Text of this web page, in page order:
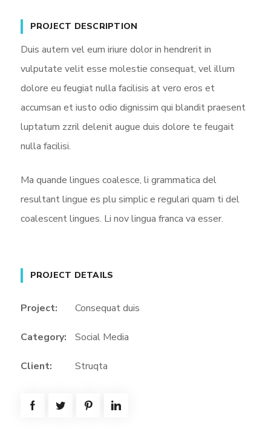
PROJECT DESCRIPTION
Duis autem vel eum iriure dolor in hendrerit in
vulputate velit esse molestie consequat, vel illum
dolore eu feugiat nulla facilisis at vero eros et
accumsan et iusto odio dignissim qui blandit praesent
luptatum zzril delenit augue duis dolore te feugait
nulla facilisi.
Ma quande lingues coalesce, li grammatica del
resultant lingue es plu simplic e regulari quam ti del
coalescent lingues. Li nov lingua franca va esser.
PROJECT DETAILS
Project: Consequat duis
Category: Social Media
Client: Struqta